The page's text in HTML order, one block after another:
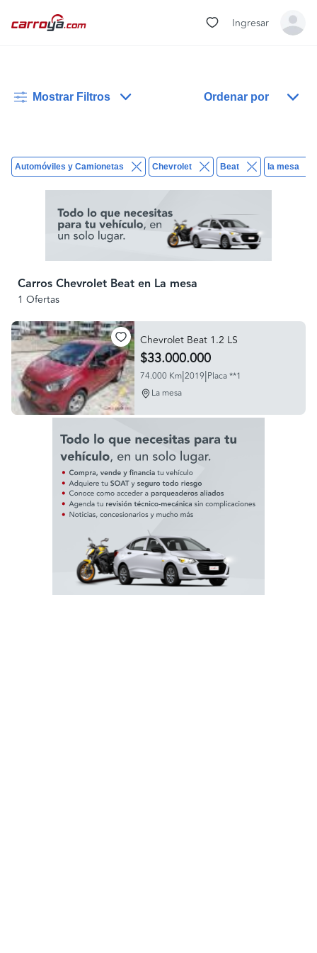
Ingresar
Mostrar Filtros Ordenar por
Automóviles y Camionetas Chevrolet Beat la mesa
Carros Chevrolet Beat en La mesa
1 Ofertas
Chevrolet Beat 1.2 LS
$33.000.000
74.000 Km|2019|Placa **1
La mesa